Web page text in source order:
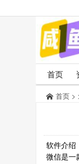
首页
首页 >
软件介绍
微信是一